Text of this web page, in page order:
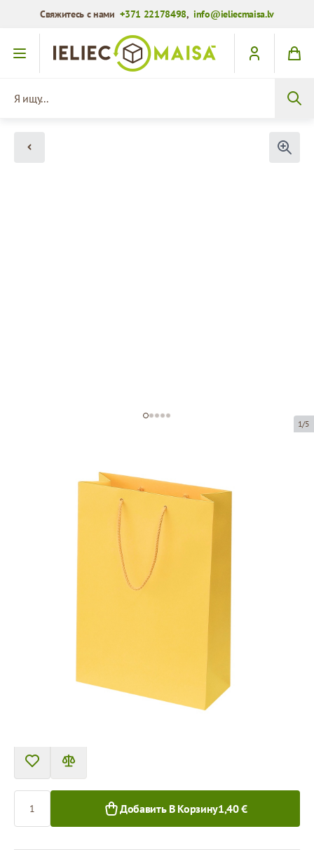
Свяжитесь с нами+371 22178498,info@ieliecmaisa.lv
Перейти к содержимому
1/5
Жёлтые бумажные пакеты с
тканевыми ручками
23 x 10 x 33 cm
Добавить В Корзину1,40 €